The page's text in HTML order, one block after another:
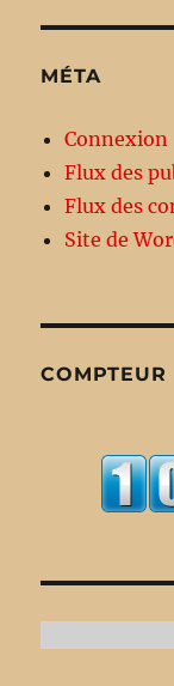
MÉTA
Connexion
Flux des
Flux des
Site de
COMPTEUR